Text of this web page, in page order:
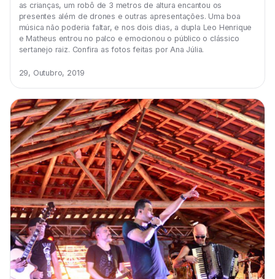
as crianças, um robô de 3 metros de altura encantou os
presentes além de drones e outras apresentações. Uma boa
música não poderia faltar, e nos dois dias, a dupla Leo Henrique
e Matheus entrou no palco e emocionou o público o clássico
sertanejo raiz. Confira as fotos feitas por Ana Júlia.
29, Outubro, 2019